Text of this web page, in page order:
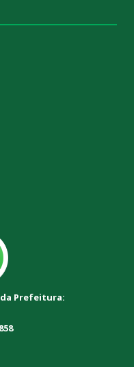
Prefeitura: